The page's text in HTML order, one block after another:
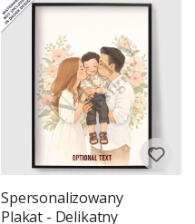
Spersonalizowany
Plakat - Delikatny